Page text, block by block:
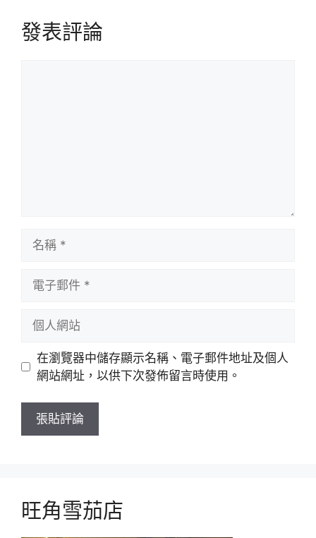
發表評論
站
在瀏覽器中儲存顯示名稱、電子郵件地址及個人
網站網址，以供下次發佈留言時使用。
旺角雪茄店